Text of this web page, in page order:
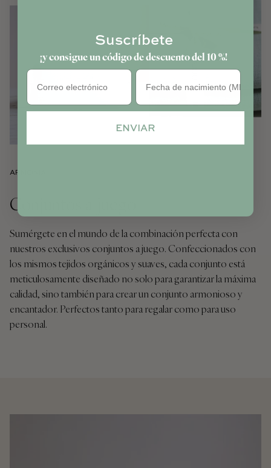
ARMONÍA
Conjuntos a juego
Sumérgete en el mundo de la combinación perfecta con
nuestros exclusivos conjuntos a juego. Confeccionados con
los mismos tejidos orgánicos y suaves, cada conjunto está
meticulosamente diseñado no solo para garantizar la máxima
calidad, sino también para crear un conjunto armonioso y
encantador. Perfectos tanto para regalar como para uso
personal.
Suscríbete
¡y consigue un código de descuento del 10 %!
Cumpleaños
ENVIAR